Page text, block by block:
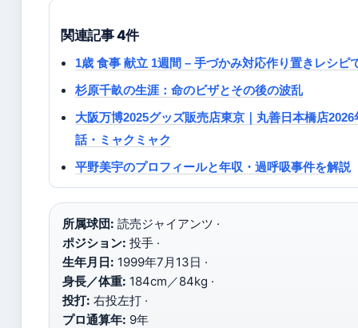
関連記事 4件
1歳 食事 献立 1週間 – 手づかみ対応作り置きレシピ
杉原千畝の生涯：命のビザとその後の波乱
大阪万博2025グッズ販売店東京｜丸善日本橋店
話・ミャクミャク
平野美宇のプロフィールと年収・過呼吸事件を解説
所属球団: 読売ジャイアンツ ·
ポジション: 投手 ·
生年月日: 1999年7月13日 ·
身長／体重: 184cm／84kg ·
投打: 右投左打 ·
プロ通算年: 9年